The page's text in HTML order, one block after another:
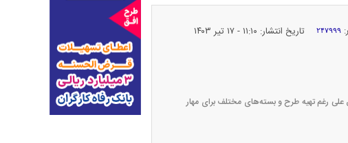
۲۴۷۹۹۹ تاریخ انتشار: ۱۱:۱۰ - ۱۷ تير ۱۴۰۳
رغم تهیه طرح و بسته‌های مختلف برای مهار